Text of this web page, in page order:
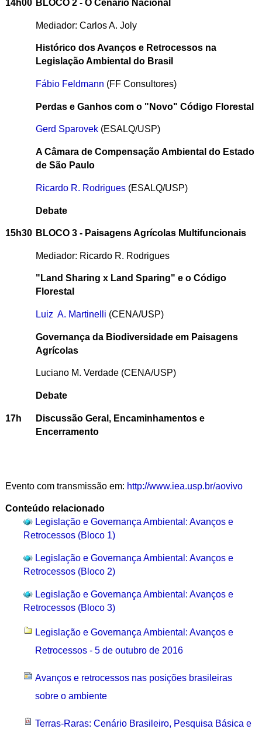
14h00 BLOCO 2 - O Cenário Nacional
Mediador: Carlos A. Joly
Histórico dos Avanços e Retrocessos na
Legislação Ambiental do Brasil
Fábio Feldmann (FF Consultores)
Perdas e Ganhos com o "Novo" Código Florestal
Gerd Sparovek(ESALQ/USP)
A Câmara de Compensação Ambiental do Estado
de São Paulo
Ricardo R. Rodrigues(ESALQ/USP)
Debate
15h30 BLOCO 3 - Paisagens Agrícolas Multifuncionais
Mediador: Ricardo R. Rodrigues
"Land Sharing x Land Sparing" e o Código
Florestal
Luiz A. Martinelli (CENA/USP)
Governança da Biodiversidade em Paisagens
Agrícolas
Luciano M. Verdade (CENA/USP)
Debate
17h
Discussão Geral, Encaminhamentos e
Encerramento
Evento com transmissão em: http://www.iea.usp.br/aovivo
Conteúdo relacionado
Legislação e Governança Ambiental: Avanços e
Retrocessos (Bloco 1)
Legislação e Governança Ambiental: Avanços e
Retrocessos (Bloco 2)
Legislação e Governança Ambiental: Avanços e
Retrocessos (Bloco 3)
Legislação e Governança Ambiental: Avanços e
Retrocessos - 5 de outubro de 2016
Avanços e retrocessos nas posições brasileiras
sobre o ambiente
Terras-Raras: Cenário Brasileiro, Pesquisa Básica e